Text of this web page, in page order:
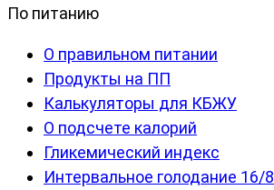
По питанию
О правильном питании
Продукты на ПП
Калькуляторы для КБЖУ
О подсчете калорий
Гликемический индекс
Интервальное голодание 16/8